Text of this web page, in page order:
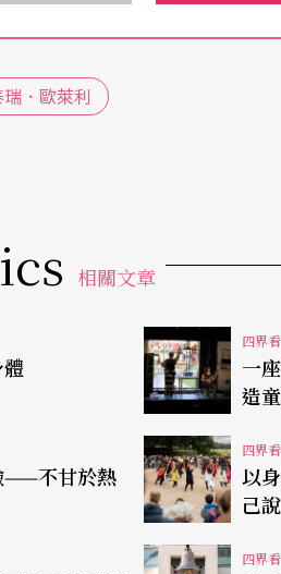
知名的Mabou Mines的核心成
及Ruth Maleczech及作
語言、文學、音樂、舞蹈、
作者，包括《暗戀》第一代演
出，而是讀賴聲川本人翻譯的
作家，跟亞瑟．米勒（Arthur
Eugene Lang College的學生
有另一個特點正好適合教學需
格，每個都很有趣。」
．歐萊利
相關文章
四界
一
造
——不甘於熱
四界
以身
己說
四界